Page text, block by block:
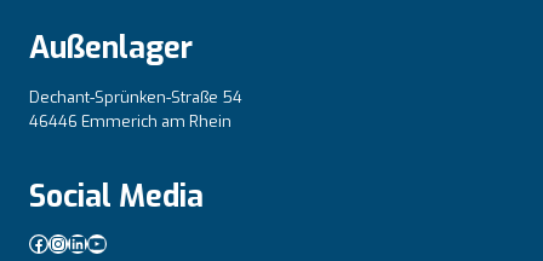
Außenlager
Dechant-Sprünken-Straße 54
46446 Emmerich am Rhein
Social Media
Facebook
Instagram
LinkedIn
YouTube